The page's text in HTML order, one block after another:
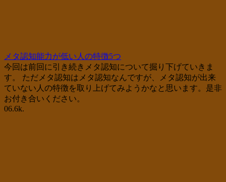
メタ認知能力が低い人の特徴5つ
今回は前回に引き続きメタ認知について掘り下げていきま
す。 ただメタ認知はメタ認知なんですが、メタ認知が出来
ていない人の特徴を取り上げてみようかなと思います。是非
お付き合いください。
06.6k.